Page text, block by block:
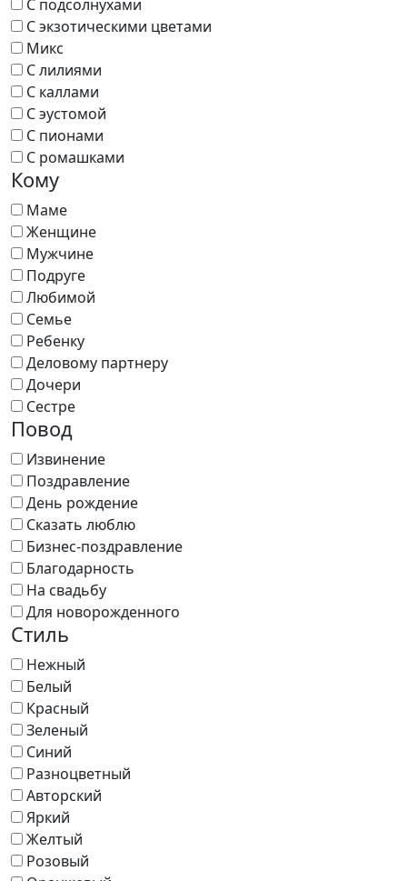
С подсолнухами
С экзотическими цветами
Микс
С лилиями
С каллами
С эустомой
С пионами
С ромашками
Кому
Маме
Женщине
Мужчине
Подруге
Любимой
Семье
Ребенку
Деловому партнеру
Дочери
Сестре
Повод
Извинение
Поздравление
День рождение
Сказать люблю
Бизнес-поздравление
Благодарность
На свадьбу
Для новорожденного
Стиль
Нежный
Белый
Красный
Зеленый
Синий
Разноцветный
Авторский
Яркий
Желтый
Розовый